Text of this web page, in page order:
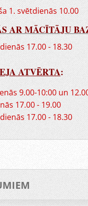
1. svētdienās 10.00
AR MĀCĪTĀJU
17.00 - 18.30
ATVĒRTA:
9.00-10:00 un
17.00 - 19.00
17.00 - 18.30